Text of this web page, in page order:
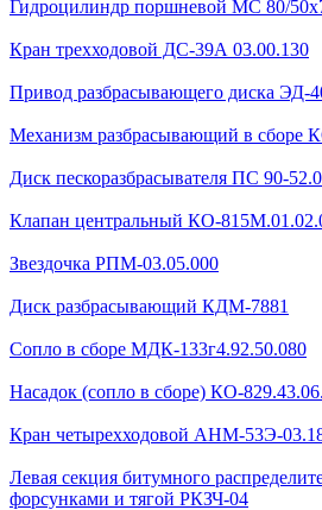
Гидроцилиндр поршневой МС 80/
Кран трехходовой ДС-39А 03.00.130
Привод разбрасывающего диска ЭД-
Механизм разбрасывающий в сборе
Диск пескоразбрасывателя ПС 90-
Клапан центральный КО-
Звездочка РПМ-03.05.000
Диск разбрасывающий КДМ-7881
Сопло в сборе МДК-133г4.92.50.080
Насадок (сопло в сборе) КО-
Кран четырехходовой AHМ-53Э-
Левая секция битумного
форсунками и тягой РКЗЧ-04